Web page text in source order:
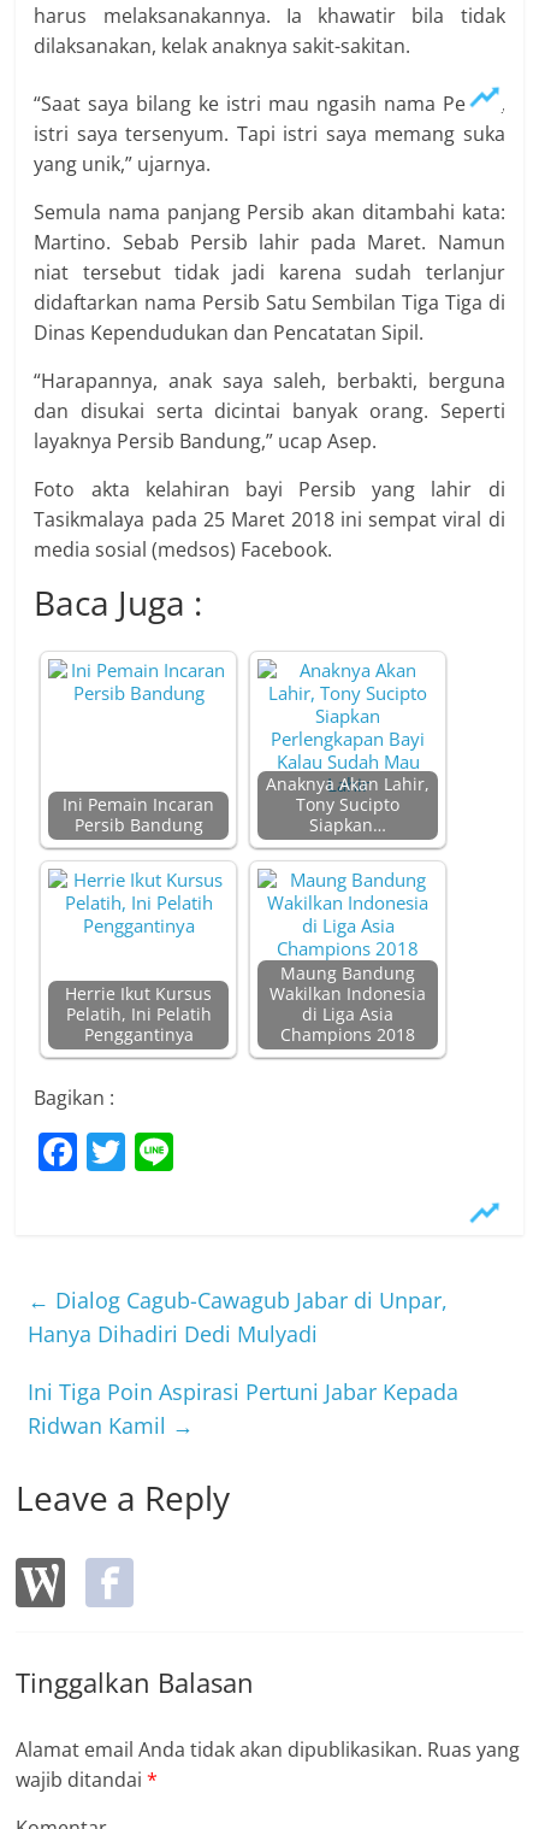
harus melaksanakannya. Ia khawatir bila tidak
dilaksanakan, kelak anaknya sakit-sakitan.
“Saat saya bilang ke istri mau ngasih nama Persib,
istri saya tersenyum. Tapi istri saya memang suka
yang unik,” ujarnya.
Semula nama panjang Persib akan ditambahi kata:
Martino. Sebab Persib lahir pada Maret. Namun
niat tersebut tidak jadi karena sudah terlanjur
didaftarkan nama Persib Satu Sembilan Tiga Tiga di
Dinas Kependudukan dan Pencatatan Sipil.
“Harapannya, anak saya saleh, berbakti, berguna
dan disukai serta dicintai banyak orang. Seperti
layaknya Persib Bandung,” ucap Asep.
Foto akta kelahiran bayi Persib yang lahir di
Tasikmalaya pada 25 Maret 2018 ini sempat viral di
media sosial (medsos) Facebook.
Baca Juga :
Ini Pemain Incaran
Persib Bandung
Anaknya Akan Lahir,
Tony Sucipto
Siapkan…
Herrie Ikut Kursus
Pelatih, Ini Pelatih
Penggantinya
Maung Bandung
Wakilkan Indonesia
di Liga Asia
Champions 2018
Bagikan :
F
b
o
o
k
T
← Dialog Cagub-Cawagub Jabar di Unpar,
Hanya Dihadiri Dedi Mulyadi
Ini Tiga Poin Aspirasi Pertuni Jabar Kepada
Ridwan Kamil →
Leave a Reply
Tinggalkan Balasan
Alamat email Anda tidak akan dipublikasikan. Ruas yang
wajib ditandai*